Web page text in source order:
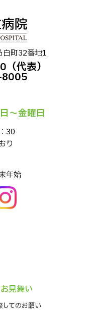
町32番地1
代表）
〜⾦曜⽇
30
り
年始
⾒舞い
してのお願い